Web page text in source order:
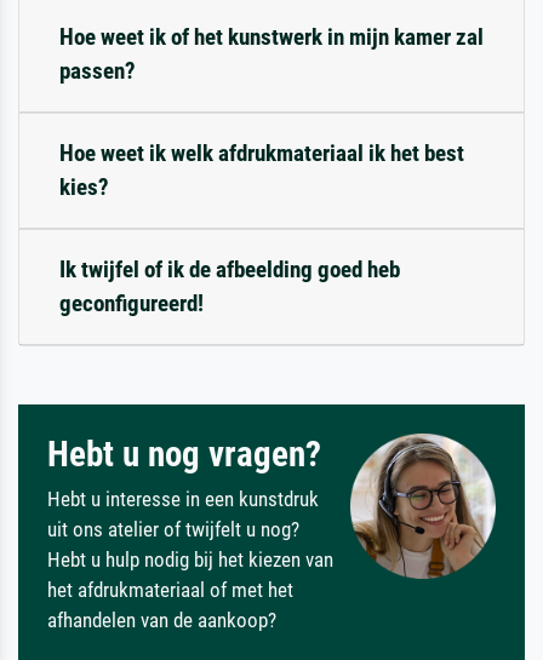
Hoe weet ik of het kunstwerk in mijn kamer zal
passen?
Hoe weet ik welk afdrukmateriaal ik het best
kies?
Ik twijfel of ik de afbeelding goed heb
geconfigureerd!
Hebt u nog vragen?
Hebt u interesse in een kunstdruk
uit ons atelier of twijfelt u nog?
Hebt u hulp nodig bij het kiezen van
het afdrukmateriaal of met het
afhandelen van de aankoop?